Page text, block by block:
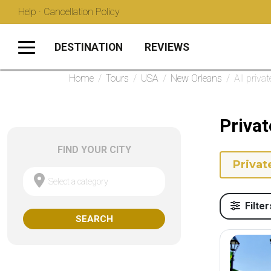
Help · Cancellation Policy
DESTINATION REVIEWS
Home / Tours / USA / New Orleans / All
FIND YOUR CITY
Select a category
SEARCH